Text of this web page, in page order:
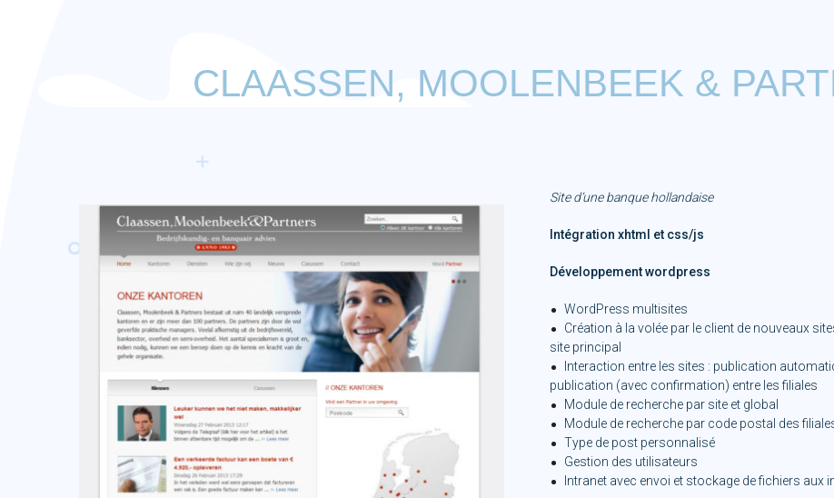
CLAASSEN, MOOLENBEEK &
Site d’une banque hollandaise
Intégration xhtml et css/js
Développement wordpress
WordPress multisites
Création à la volée par le client de nouveaux
site principal
Interaction entre les sites : publication
publication (avec confirmation) entre les filiales
Module de recherche par site et global
Module de recherche par code postal des
Type de post personnalisé
Gestion des utilisateurs
Intranet avec envoi et stockage de fichiers aux